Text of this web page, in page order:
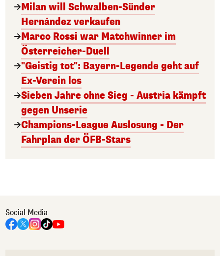
Milan will Schwalben-Sünder
Hernández verkaufen
Marco Rossi war Matchwinner im
Österreicher-Duell
"Geistig tot": Bayern-Legende geht auf
Ex-Verein los
Sieben Jahre ohne Sieg - Austria kämpft
gegen Unserie
Champions-League Auslosung - Der
Fahrplan der ÖFB-Stars
Social Media